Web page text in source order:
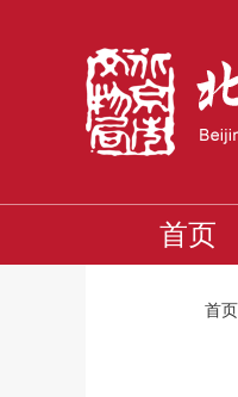
首页
首页